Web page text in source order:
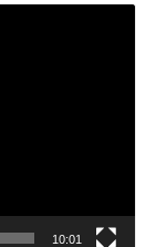
10:01